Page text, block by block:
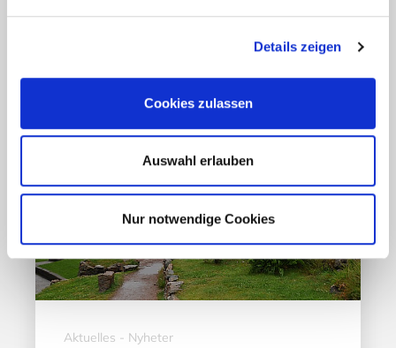
Details zeigen
Cookies zulassen
Auswahl erlauben
Nur notwendige Cookies
17. März 2020
Aktuelles - Nyheter